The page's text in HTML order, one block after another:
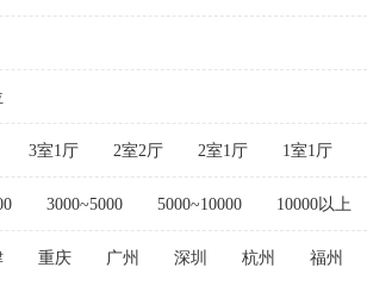
3室1厅 2室2厅 2室1厅 1室1厅
3000~5000 5000~10000 10000以上
重庆 广州 深圳 杭州 福州